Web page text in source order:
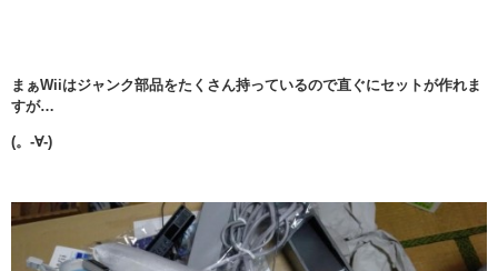
まぁWiiはジャンク部品をたくさん持っているので直ぐにセットが作れま
すが…
(。-∀-)